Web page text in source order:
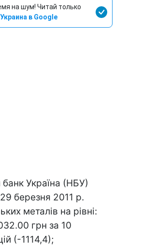
на шум! Читай только
в Google
Україна (НБУ)
березня 2011 р.
металів на рівні:
грн за 10
(-1114,4);